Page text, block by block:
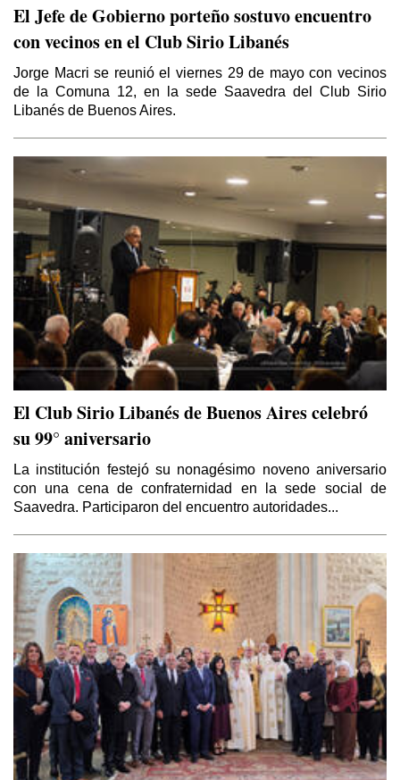
El Jefe de Gobierno porteño sostuvo encuentro
con vecinos en el Club Sirio Libanés
Jorge Macri se reunió el viernes 29 de mayo con vecinos
de la Comuna 12, en la sede Saavedra del Club Sirio
Libanés de Buenos Aires.
El Club Sirio Libanés de Buenos Aires celebró
su 99° aniversario
La institución festejó su nonagésimo noveno aniversario
con una cena de confraternidad en la sede social de
Saavedra. Participaron del encuentro autoridades...